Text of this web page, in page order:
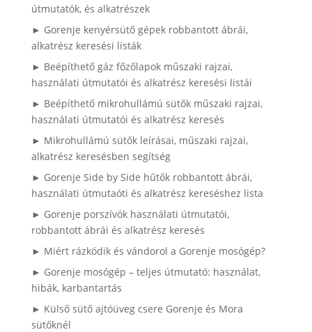
útmutatók, és alkatrészek
► Gorenje kenyérsütő gépek robbantott ábrái,
alkatrész keresési listák
► Beépíthető gáz főzőlapok műszaki rajzai,
használati útmutatói és alkatrész keresési listái
► Beépíthető mikrohullámú sütők műszaki rajzai,
használati útmutatói és alkatrész keresés
► Mikrohullámú sütők leírásai, műszaki rajzai,
alkatrész keresésben segítség
► Gorenje Side by Side hűtők robbantott ábrái,
használati útmutaóti és alkatrész kereséshez lista
► Gorenje porszívók használati útmutatói,
robbantott ábrái és alkatrész keresés
► Miért rázkódik és vándorol a Gorenje mosógép?
► Gorenje mosógép – teljes útmutató: használat,
hibák, karbantartás
► Külső sütő ajtóüveg csere Gorenje és Mora
sütőknél